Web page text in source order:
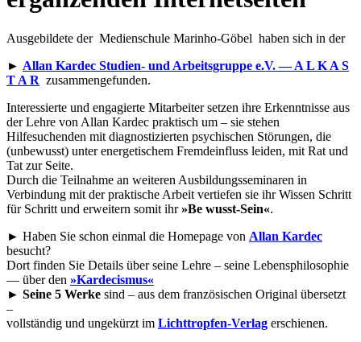
Ausgebildete der Medienschule Marinho-Göbel haben sich in der
► Allan Kardec Studien- und Arbeitsgruppe e.V. — A L K A S
T A R zusammengefunden.
Interessierte und engagierte Mitarbeiter setzen ihre Erkenntnisse aus
der Lehre von Allan Kardec praktisch um – sie stehen
Hilfesuchenden mit diagnostizierten psychischen Störungen, die
(unbewusst) unter energetischem Fremdeinfluss leiden, mit Rat und
Tat zur Seite.
Durch die Teilnahme an weiteren Ausbildungsseminaren in
Verbindung mit der praktische Arbeit vertiefen sie ihr Wissen Schritt
für Schritt und erweitern somit ihr»Be wusst-Sein«.
► Haben Sie schon einmal die Homepage von Allan Kardec
besucht?
Dort finden Sie Details über seine Lehre – seine Lebensphilosophie
— über den »Kardecismus«
► Seine 5 Werke sind – aus dem französischen Original übersetzt
–
vollständig und ungekürzt im Lichttropfen-Verlag erschienen.